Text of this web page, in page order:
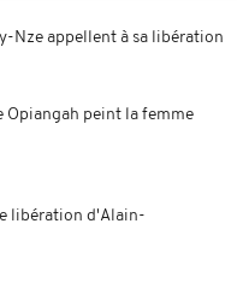
Nze appellent à sa libération
Opiangah peint la femme
libération d'Alain-